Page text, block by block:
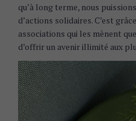
qu’à long terme, nous
d’actions solidaires. C’est
associations qui les mènent
d’offrir un avenir illimité aux